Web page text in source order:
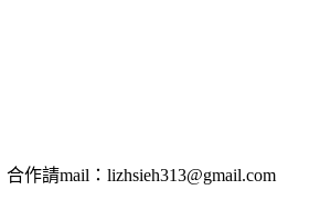
作請mail：lizhsieh313@gmail.com